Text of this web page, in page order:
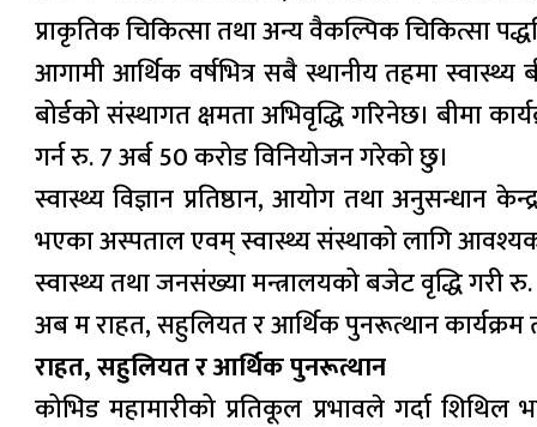
प्राकृतिक चिकित्सा तथा अन्य वैकल्पिक चिकित्सा
आगामी आर्थिक वर्षभित्र सबै स्थानीय तहमा स्वास्थ्य
बोर्डको संस्थागत क्षमता अभिवृद्धि गरिनेछ। बीमा
गर्न रु. 7 अर्ब 50 करोड विनियोजन गरेको छु।
स्वास्थ्य विज्ञान प्रतिष्ठान, आयोग तथा अनुसन्धान
भएका अस्पताल एवम् स्वास्थ्य संस्थाको लागि
स्वास्थ्य तथा जनसंख्या मन्त्रालयको बजेट वृद्धि गरी
अब म राहत, सहुलियत र आर्थिक पुनरूत्थान कार्यक्रम
राहत, सहुलियत र आर्थिक पुनरूत्थान
कोभिड महामारीको प्रतिकूल प्रभावले गर्दा शिथिल